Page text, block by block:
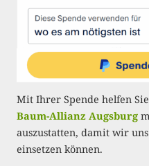
e
r
g
d
Mit Ihrer Spende helfen
Baum-Allianz Augsburg
auszustatten, damit wir
einsetzen können.